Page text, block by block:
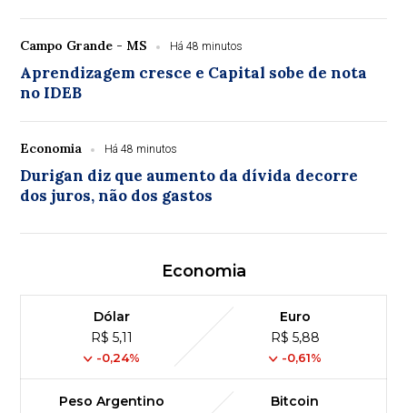
Campo Grande - MS Há 48 minutos
Aprendizagem cresce e Capital sobe de nota
no IDEB
Economia Há 48 minutos
Durigan diz que aumento da dívida decorre
dos juros, não dos gastos
Economia
Dólar
R$ 5,11
-0,24%
Euro
R$ 5,88
-0,61%
Peso Argentino
Bitcoin